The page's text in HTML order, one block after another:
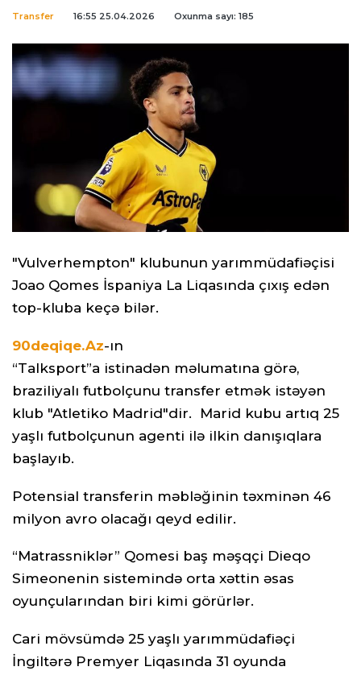
Transfer 16:55 25.04.2026 Oxunma sayı: 185
"Vulverhempton" klubunun yarımmüdafiəçisi
Joao Qomes İspaniya La Liqasında çıxış edən
top-kluba keçə bilər.
90deqiqe.Az-ın
“Talksport”a istinadən məlumatına görə,
braziliyalı futbolçunu transfer etmək istəyən
klub "Atletiko Madrid"dir. Marid kubu artıq 25
yaşlı futbolçunun agenti ilə ilkin danışıqlara
başlayıb.
Potensial transferin məbləğinin təxminən 46
milyon avro olacağı qeyd edilir.
“Matrassniklər” Qomesi baş məşqçi Dieqo
Simeonenin sistemində orta xəttin əsas
oyunçularından biri kimi görürlər.
Cari mövsümdə 25 yaşlı yarımmüdafiəçi
İngiltərə Premyer Liqasında 31 oyunda